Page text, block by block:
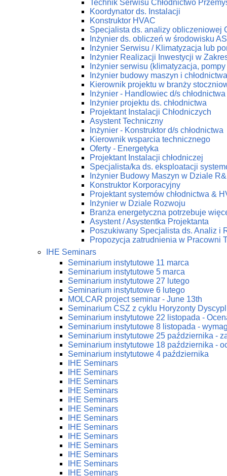
Technik Serwisu Chłodnictwo
Koordynator ds. Instalacji
Konstruktor HVAC
Specjalista ds. analizy obliczeniowej
Inżynier ds. obliczeń w środowisku
Inżynier Serwisu / Klimatyzacja lub
Inżynier Realizacji Inwestycji w
Inżynier serwisu (klimatyzacja, pompy
Inżynier budowy maszyn i chłodnictwa
Kierownik projektu w branży
Inżynier - Handlowiec d/s chłodnictwa
Inżynier projektu ds. chłodnictwa
Projektant Instalacji Chłodniczych
Asystent Techniczny
Inżynier - Konstruktor d/s chłodnictwa
Kierownik wsparcia technicznego
Oferty - Energetyka
Projektant Instalacji chłodniczej
Specjalista/ka ds. eksploatacji
Inżynier Budowy Maszyn w Dziale
Konstruktor Korporacyjny
Projektant systemów chłodnictwa &
Inżynier w Dziale Rozwoju
Branża energetyczna potrzebuje
Asystent / Asystentka Projektanta
Poszukiwany Specjalista ds. Analiz i
Propozycja zatrudnienia w Pracowni
IHE Seminars
Seminarium instytutowe 11 marca
Seminarium instytutowe 5 marca
Seminarium instytutowe 27 lutego
Seminarium instytutowe 6 lutego
MOLCAR project seminar - June 13th
Seminarium CSZ z cyklu Horyzonty
Seminarium instytutowe 22 listopada -
Seminarium instytutowe 8 listopada -
Seminarium instytutowe 25 października -
Seminarium instytutowe 18 października -
Seminarium instytutowe 4 października
IHE Seminars
IHE Seminars
IHE Seminars
IHE Seminars
IHE Seminars
IHE Seminars
IHE Seminars
IHE Seminars
IHE Seminars
IHE Seminars
IHE Seminars
IHE Seminars
IHE Seminars